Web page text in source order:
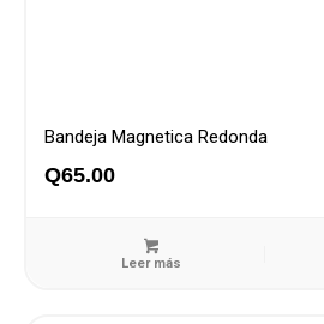
Bandeja Magnetica Redonda
Q65.00
Leer más